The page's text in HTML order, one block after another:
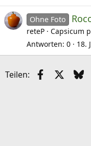
Ohne Foto
reteP
Capsicum
Antworten 0 18.
Teilen: Facebook
X